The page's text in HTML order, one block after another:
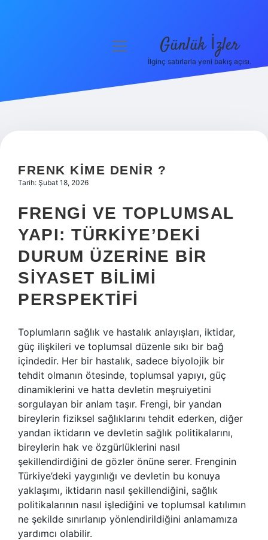
Hakkımızda
menüyü
Günlük İzler
İlginç satırlarla yeni bakış açısı.
FRENK KIME DENIR ?
Tarih: Şubat 18, 2026
FRENGI VE TOPLUMSAL
YAPI: TÜRKIYE’DEKI
DURUM ÜZERINE BIR
SIYASET BILIMI
PERSPEKTIFI
Toplumların sağlık ve hastalık anlayışları, iktidar,
güç ilişkileri ve toplumsal düzenle sıkı bir bağ
içindedir. Her bir hastalık, sadece biyolojik bir
tehdit olmanın ötesinde, toplumsal yapıyı, güç
dinamiklerini ve hatta devletin meşruiyetini
sorgulayan bir anlam taşır. Frengi, bir yandan
bireylerin fiziksel sağlıklarını tehdit ederken, diğer
yandan iktidarın ve devletin sağlık politikalarını,
bireylerin hak ve özgürlüklerini nasıl
şekillendirdiğini de gözler önüne serer. Frenginin
Türkiye’deki yaygınlığı ve devletin bu konuya
yaklaşımı, iktidarın nasıl şekillendiğini, sağlık
politikalarının nasıl işlediğini ve toplumsal katılımın
ne şekilde sınırlanıp yönlendirildiğini anlamamıza
yardımcı olabilir.